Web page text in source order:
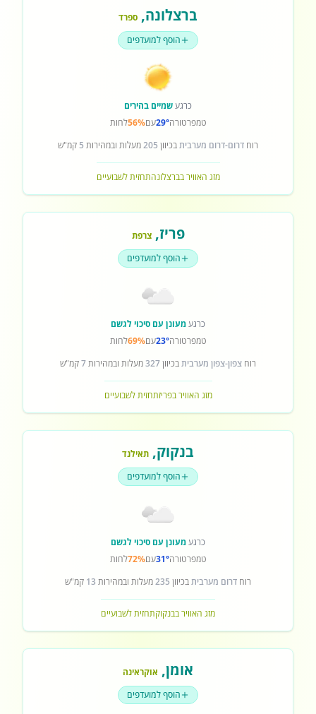
ברצלונה, ספרד
הוסף למועדפים
כרגעשמיים בהירים
טמפרטורה29°עם56%לחות
רוח דרום-דרום מערביתבכיוון 205מעלות ובמהירות 5 קמ"ש
מזג האוויר בברצלונהתחזית לשבועיים
פריז,צרפת
הוסף למועדפים
כרגעמעונן עם סיכוי לגשם
טמפרטורה23°עם69%לחות
רוח צפון-צפון מערביתבכיוון327מעלות ובמהירות7קמ"ש
מזג האוויר בפריזתחזית לשבועיים
בנקוק, תאילנד
הוסף למועדפים
כרגעמעונן עם סיכוי לגשם
טמפרטורה31°עם72%לחות
רוח דרום מערביתבכיוון 235מעלות ובמהירות 13 קמ"ש
מזג האוויר בבנקוקתחזית לשבועיים
אומן, אוקראינה
הוסף למועדפים